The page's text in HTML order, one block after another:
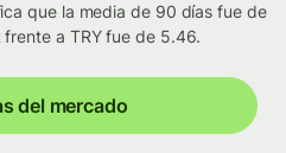
que la media de 90 días fue de
frente a TRY fue de 5.46.
del mercado